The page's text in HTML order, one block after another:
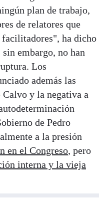
plan de trabajo,
de relatores que
facilitadores", ha dicho
embargo, no han
Los
además las
y la negativa a
de Pedro
a la presión
en el Congreso, pero
interna y la vieja